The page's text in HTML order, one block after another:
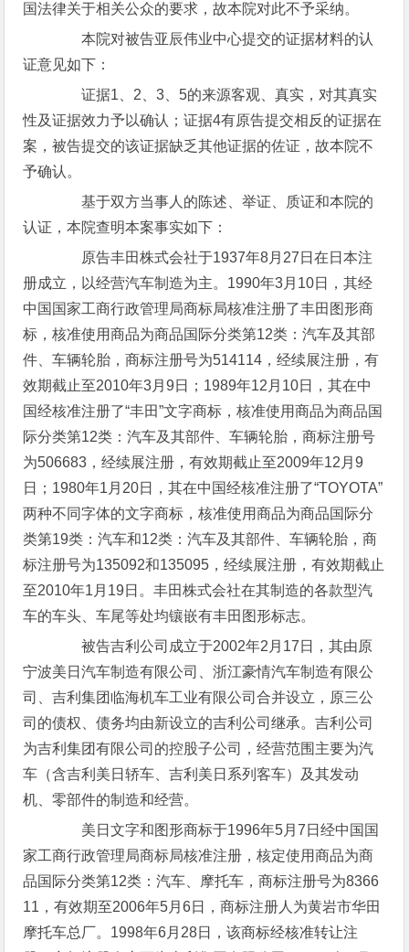
国法律关于相关公众的要求，故本院对此不予采纳。
本院对被告亚辰伟业中心提交的证据材料的认
证意见如下：
证据1、2、3、5的来源客观、真实，对其真实
性及证据效力予以确认；证据4有原告提交相反的证据在
案，被告提交的该证据缺乏其他证据的佐证，故本院不
予确认。
基于双方当事人的陈述、举证、质证和本院的
认证，本院查明本案事实如下：
原告丰田株式会社于1937年8月27日在日本注
册成立，以经营汽车制造为主。1990年3月10日，其经
中国国家工商行政管理局商标局核准注册了丰田图形商
标，核准使用商品为商品国际分类第12类：汽车及其部
件、车辆轮胎，商标注册号为514114，经续展注册，有
效期截止至2010年3月9日；1989年12月10日，其在中
国经核准注册了“丰田”文字商标，核准使用商品为商品国
际分类第12类：汽车及其部件、车辆轮胎，商标注册号
为506683，经续展注册，有效期截止至2009年12月9
日；1980年1月20日，其在中国经核准注册了“TOYOTA”
两种不同字体的文字商标，核准使用商品为商品国际分
类第19类：汽车和12类：汽车及其部件、车辆轮胎，商
标注册号为135092和135095，经续展注册，有效期截止
至2010年1月19日。丰田株式会社在其制造的各款型汽
车的车头、车尾等处均镶嵌有丰田图形标志。
被告吉利公司成立于2002年2月17日，其由原
宁波美日汽车制造有限公司、浙江豪情汽车制造有限公
司、吉利集团临海机车工业有限公司合并设立，原三公
司的债权、债务均由新设立的吉利公司继承。吉利公司
为吉利集团有限公司的控股子公司，经营范围主要为汽
车（含吉利美日轿车、吉利美日系列客车）及其发动
机、零部件的制造和经营。
美日文字和图形商标于1996年5月7日经中国国
家工商行政管理局商标局核准注册，核定使用商品为商
品国际分类第12类：汽车、摩托车，商标注册号为8366
11，有效期至2006年5月6日，商标注册人为黄岩市华田
摩托车总厂。1998年6月28日，该商标经核准转让注